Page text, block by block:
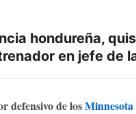
hondureña,
en jefe de
defensivo de los